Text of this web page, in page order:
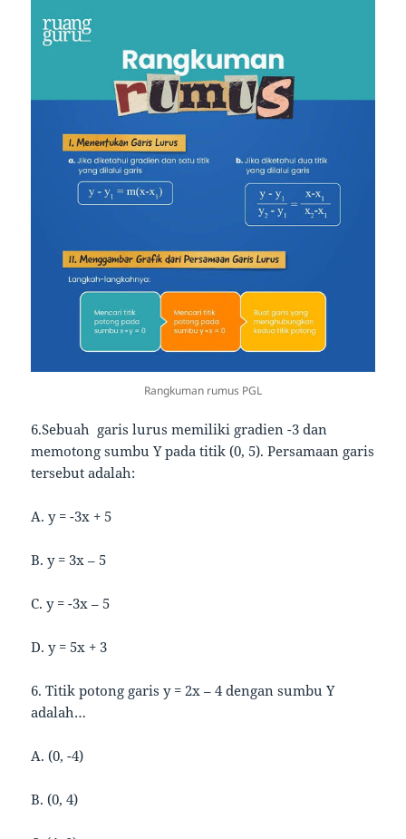
Rangkuman rumus PGL
6.Sebuah garis lurus memiliki gradien -3 dan
memotong sumbu Y pada titik (0, 5). Persamaan garis
tersebut adalah:
A. y = -3x + 5
B. y = 3x – 5
C. y = -3x – 5
D. y = 5x + 3
6. Titik potong garis y = 2x – 4 dengan sumbu Y
adalah…
A. (0, -4)
B. (0, 4)